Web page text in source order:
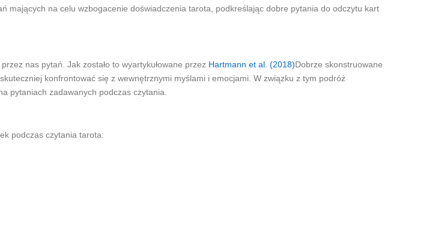
mających na celu wzbogacenie doświadczenia tarota, podkreślając dobre pytania do odczytu kart
nas pytań. Jak zostało to wyartykułowane przez Hartmann et al. (2018)Dobrze skonstruowane
konfrontować się z wewnętrznymi myślami i emocjami. W związku z tym podróż
pytaniach zadawanych podczas czytania.
podczas czytania tarota: